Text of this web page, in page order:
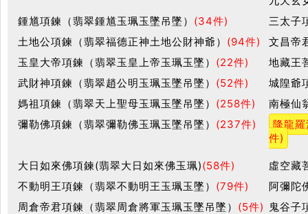
鍾馗項鍊（翡翠鍾馗玉珮玉墜吊墜） (34件)
三太子
土地公項鍊（翡翠福德正神土地公財神爺） (94件)
文昌帝
玉皇大帝項鍊（翡翠玉皇上帝玉珮玉墜） (22件)
地藏王
武財神項鍊（翡翠趙公明玉珮玉墜吊墜） (52件)
城隍爺
媽祖項鍊（翡翠天上聖母玉珮玉墜吊墜） (258件)
南極仙
彌勒佛項鍊（翡翠彌勒佛玉珮玉墜吊墜） (237件)
降龍
件)
大日如來佛項鍊(翡翠大日如來佛玉珮)(58件)
虛空藏
不動明王項鍊（翡翠不動明王玉珮玉墜） (79件)
阿彌陀
周倉帝君項鍊（翡翠周倉將軍玉珮玉墜吊墜） (5件) 鬼谷子